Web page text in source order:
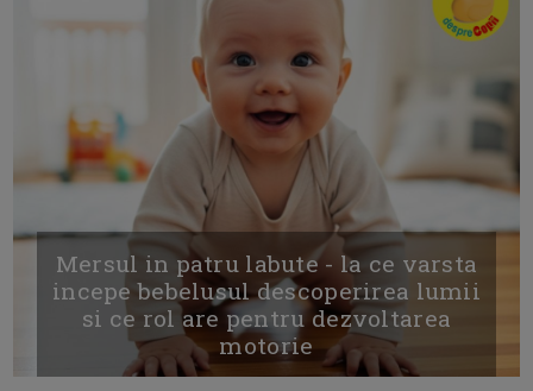
Mersul in patru labute - la ce varsta
incepe bebelusul descoperirea lumii
si ce rol are pentru dezvoltarea
motorie